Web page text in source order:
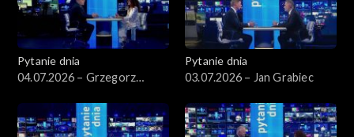
Pytanie dnia
04.07.2026 – Grzegorz
Pytanie dnia
03.07.2026 – Jan Grabiec